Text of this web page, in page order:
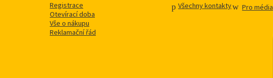
Registrace
Otevírací doba
Vše o nákupu
Reklamační řád
Všechny kontakty Pro média